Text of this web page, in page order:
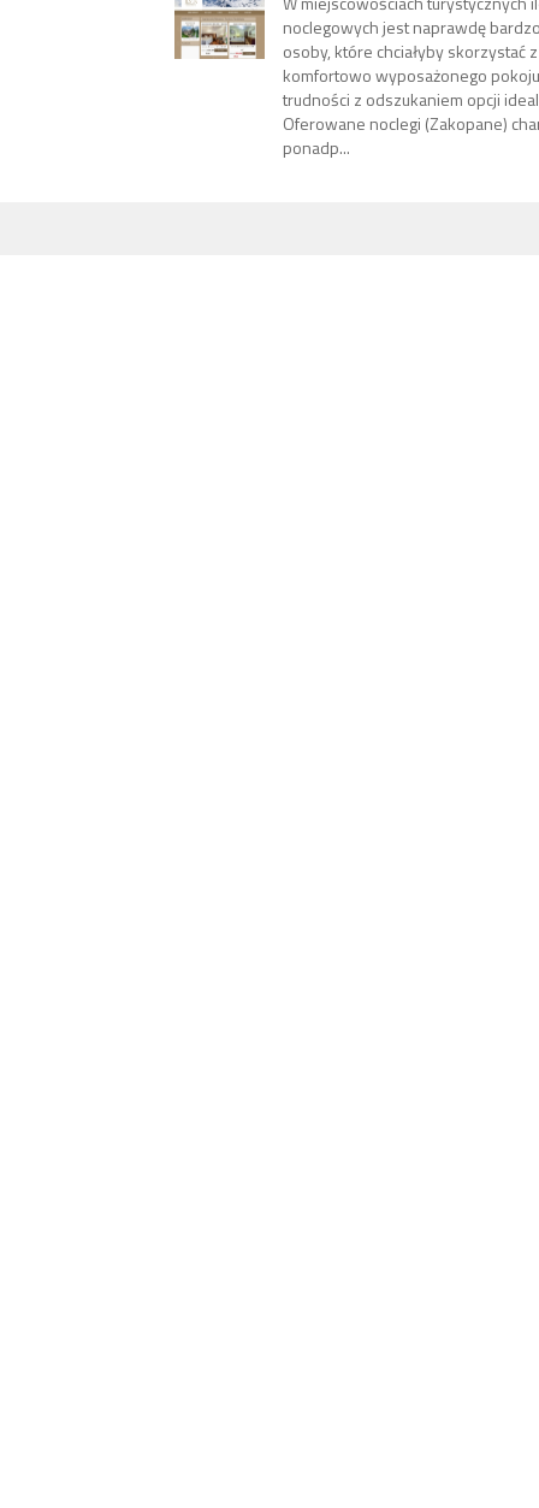
noclegowych jest naprawdę
osoby, które chciałyby skorzystać
komfortowo wyposażonego
trudności z odszukaniem opcji
Oferowane noclegi (Zakopane)
ponadp...